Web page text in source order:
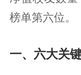
榜单第六位。
一、六大关